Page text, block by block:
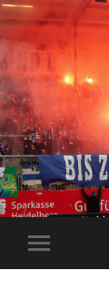
Mobile-
Menü